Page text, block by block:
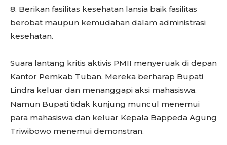
8. Berikan fasilitas kesehatan lansia baik fasilitas
berobat maupun kemudahan dalam administrasi
kesehatan.
Suara lantang kritis aktivis PMII menyeruak di depan
Kantor Pemkab Tuban. Mereka berharap Bupati
Lindra keluar dan menanggapi aksi mahasiswa.
Namun Bupati tidak kunjung muncul menemui
para mahasiswa dan keluar Kepala Bappeda Agung
Triwibowo menemui demonstran.